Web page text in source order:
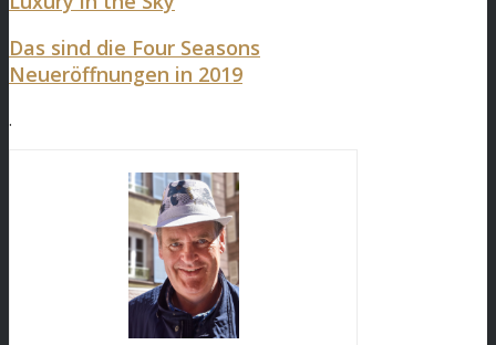
Das sind die Four Seasons
Neueröffnungen in 2019
.